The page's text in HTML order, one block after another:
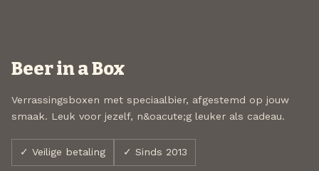
Beer in a Box
Verrassingsboxen met speciaalbier, afgestemd op jouw
smaak. Leuk voor jezelf, n&oacute;g leuker als cadeau.
✓ Veilige betaling ✓ Sinds 2013